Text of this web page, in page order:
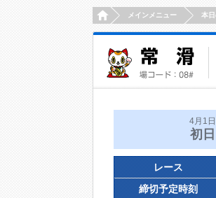
HOMEメインメニュー 本
4月1日
初日
レース
締切予定時刻